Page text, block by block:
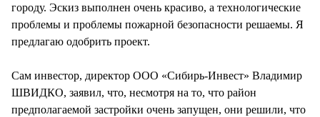
городу. Эскиз выполнен очень красиво, а технологические
проблемы и проблемы пожарной безопасности решаемы. Я
предлагаю одобрить проект.
Сам инвестор, директор ООО «Сибирь-Инвест» Владимир
ШВИДКО, заявил, что, несмотря на то, что район
предполагаемой застройки очень запущен, они решили, что